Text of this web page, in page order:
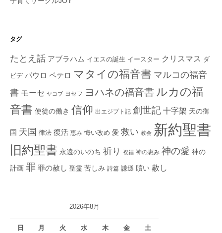
タグ
たとえ話 アブラハム イエスの誕生 イースター クリスマス ダ
ビデ パウロ ペテロ マタイの福音書 マルコの福音
書 モーセ ヤコブ ヨセフ ヨハネの福音書 ルカの福
音書 使徒の働き 信仰 出エジプト記 創世記 十字架 天の御
国 天国 律法 復活 恵み 悔い改め 愛 救い 教会 新約聖書
旧約聖書 永遠のいのち 祈り 祝福 神の恵み 神の愛 神の
計画 罪 罪の赦し 聖霊 苦しみ 詩篇 謙遜 贖い 赦し
2026年8月
日 月 火 水 木 金 土